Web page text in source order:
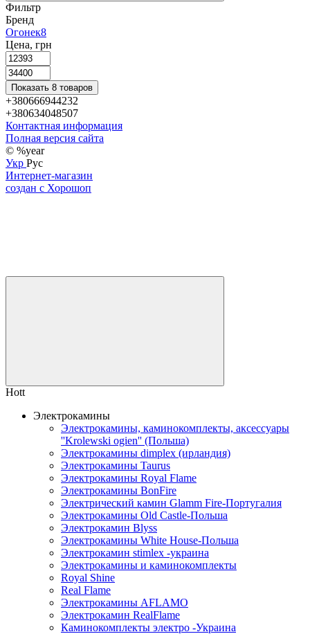
Фильтр
Бренд
Огонек8
Цена, грн
Показать 8 товаров
+380666944232
+380634048507
Контактная информация
Полная версия сайта
© %year
Укр Рус
Интернет-магазин
создан с Хорошоп
Hott
Электрокамины
Электрокамины, каминокомплекты, аксессуары
''Krolewski ogien'' (Польша)
Электрокамины dimplex (ирландия)
Электрокамины Taurus
Электрокамины Royal Flame
Электрокамины BonFire
Электрический камин Glamm Fire-Португалия
Электрокамины Old Castle-Польша
Электрокамин Blyss
Электрокамины White House-Польша
Электрокамин stimlex -украина
Электрокамины и каминокомплекты
Royal Shine
Real Flame
Электрокамины AFLAMO
Электрокамин RealFlame
Каминокомплекты электро -Украина